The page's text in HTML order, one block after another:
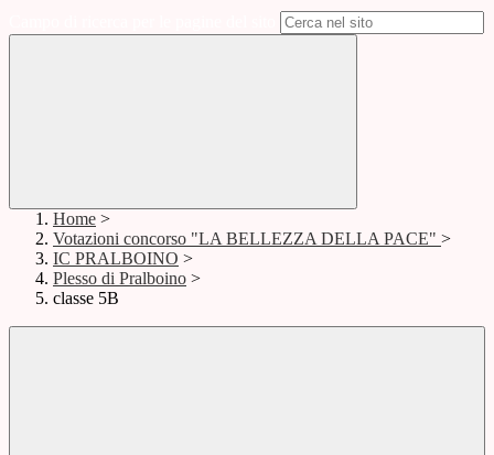
Home >
Votazioni concorso "LA BELLEZZA DELLA PACE" >
IC PRALBOINO >
Plesso di Pralboino >
classe 5B